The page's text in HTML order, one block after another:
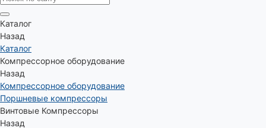
Каталог
Назад
Каталог
Компрессорное оборудование
Назад
Компрессорное оборудование
Поршневые компрессоры
Винтовые Компрессоры
Назад